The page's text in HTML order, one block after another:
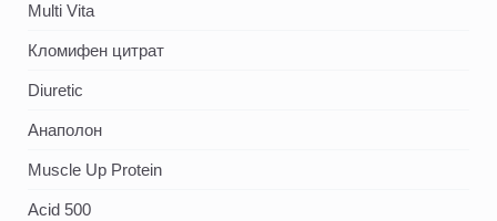
Multi Vita
Кломифен цитрат
Diuretic
Анаполон
Muscle Up Protein
Acid 500